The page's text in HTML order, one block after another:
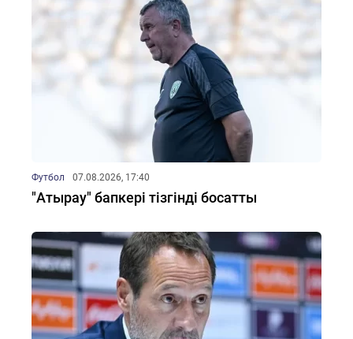
Футбол 07.08.2026, 17:40
"Атырау" бапкері тізгінді босатты